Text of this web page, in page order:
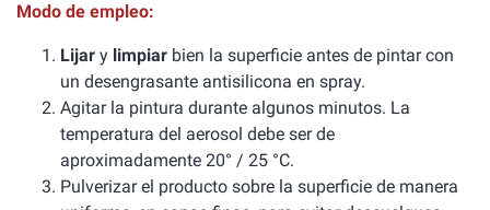
Modo de empleo:
Lijar y limpiar bien la superficie antes de pintar con
un desengrasante antisilicona en spray.
Agitar la pintura durante algunos minutos. La
temperatura del aerosol debe ser de
aproximadamente 20° / 25 °C.
Pulverizar el producto sobre la superficie de manera